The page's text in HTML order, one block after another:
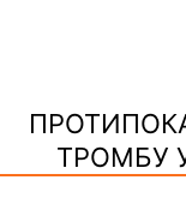
ТРОМБУ